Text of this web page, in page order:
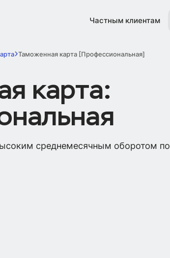
Частным клиентам
карта:
среднемесячным оборотом по
Таможенная карта [Профессиональная]